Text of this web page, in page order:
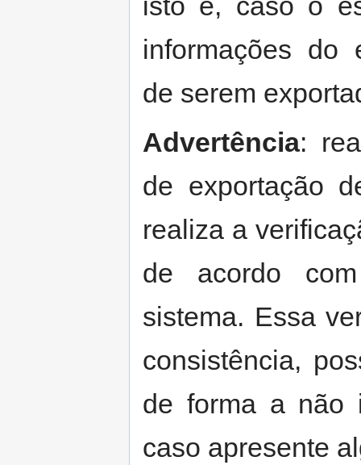
informações do
de serem
Advertência:
de exportação
realiza a
de acordo
sistema. Essa
consistência,
de forma a não
caso apresente